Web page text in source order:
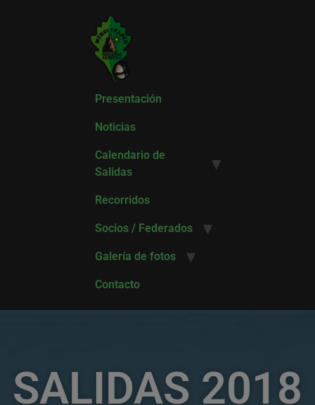
Presentación
Noticias
Calendario de
Salidas
Recorridos
Socios / Federados
Galería de fotos
Contacto
SALIDAS 2018